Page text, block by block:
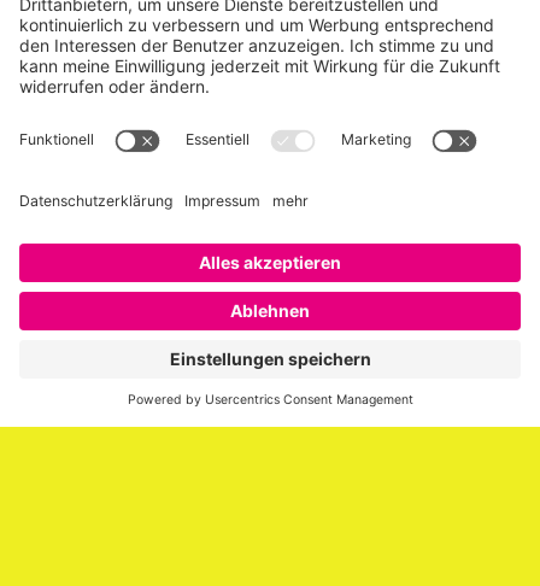
Über SAATKORN
SAATKORN ist der Blog von Gero Hesse. Seit 2009 schreibt
er über die Themen Employer Branding,